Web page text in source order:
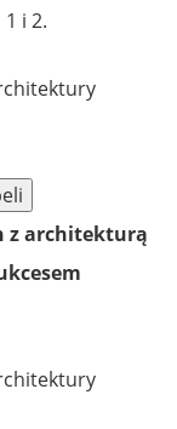
i 2.
z architekturą